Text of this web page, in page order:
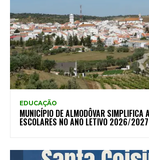
EDUCAÇÃO
MUNICÍPIO DE ALMODÔVAR SIMPLIFICA
ESCOLARES NO ANO LETIVO 2026/2027